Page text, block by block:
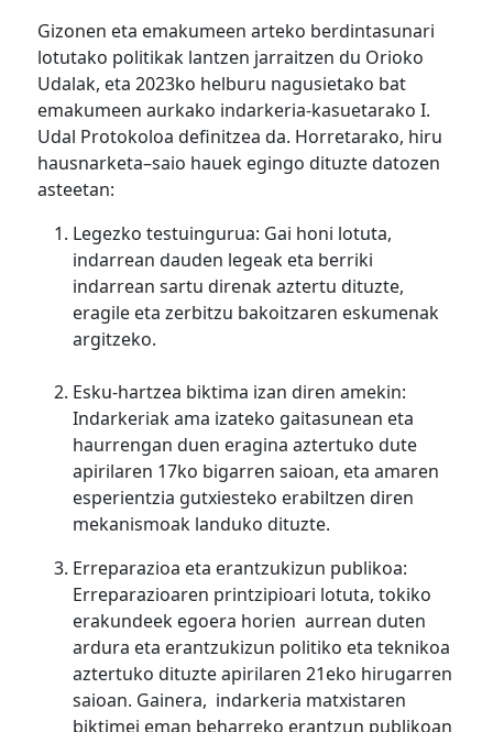
Gizonen eta emakumeen arteko berdintasunari
lotutako politikak lantzen jarraitzen du Orioko
Udalak, eta 2023ko helburu nagusietako bat
emakumeen aurkako indarkeria-kasuetarako I.
Udal Protokoloa definitzea da. Horretarako, hiru
hausnarketa–saio hauek egingo dituzte datozen
asteetan:
Legezko testuingurua: Gai honi lotuta,
indarrean dauden legeak eta berriki
indarrean sartu direnak aztertu dituzte,
eragile eta zerbitzu bakoitzaren eskumenak
argitzeko.
Esku-hartzea biktima izan diren amekin:
Indarkeriak ama izateko gaitasunean eta
haurrengan duen eragina aztertuko dute
apirilaren 17ko bigarren saioan, eta amaren
esperientzia gutxiesteko erabiltzen diren
mekanismoak landuko dituzte.
Erreparazioa eta erantzukizun publikoa:
Erreparazioaren printzipioari lotuta, tokiko
erakundeek egoera horien aurrean duten
ardura eta erantzukizun politiko eta teknikoa
aztertuko dituzte apirilaren 21eko hirugarren
saioan. Gainera, indarkeria matxistaren
biktimei eman beharreko erantzun publikoan